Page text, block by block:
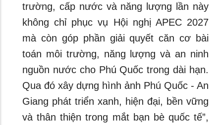
trường, cấp nước và năng lượng lần này
không chỉ phục vụ Hội nghị APEC 2027
mà còn góp phần giải quyết căn cơ bài
toán môi trường, năng lượng và an ninh
nguồn nước cho Phú Quốc trong dài hạn.
Qua đó xây dựng hình ảnh Phú Quốc - An
Giang phát triển xanh, hiện đại, bền vững
và thân thiện trong mắt bạn bè quốc tế”,